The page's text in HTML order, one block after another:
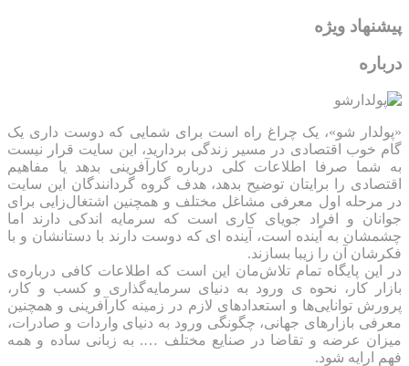
پیشنهاد ویژه
درباره
«پولدار شو»، یک چراغ راه است برای شمایی که دوست داری یک
گام خوب اقتصادی در مسیر زندگی بردارید، این سایت قرار نیست
به شما صرفا اطلاعات کلی درباره کارآفرینی بدهد یا مفاهیم
اقتصادی را برایتان توضیح بدهد، هدف گروه گردانندگان این سایت
در مرحله اول معرفی مشاغل مختلف و همچنین اشتغال‌زایی برای
جوانان و افراد جویای کاری است که سرمایه اندکی دارند اما
چشمشان به آینده است، آینده ای که دوست دارند با دستانشان و با
فکرشان آن را زیبا بسازند.
در این پایگاه تمام تلاش‌مان این است که ‌اطلاعات کافی درباره‌ی
بازار کار، نحوه ی ورود به دنیای سرمایه‌گذاری و کسب و کار،
پرورش توانایی‌ها و استعدادهای لازم در زمینه کارآفرینی و همچنین
معرفی بازارهای جهانی، چگونگی ورود به دنیای واردات و صادرات،
میزان عرضه و تقاضا در صنایع مختلف …. به زبانی ساده و همه
فهم ارایه شود.